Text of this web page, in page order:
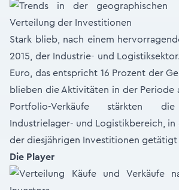
Stark blieb, nach einem
2015, der Industrie- und
Euro, das entspricht 16 Prozent der
blieben die Aktivitäten in der Periode
Portfolio-Verkäufe stärkten
Industrielager- und Logistikbereich, in
der diesjährigen Investitionen
Die Player